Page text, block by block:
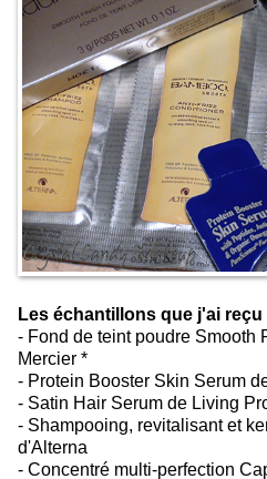
Les échantillons que j'ai reçu
- Fond de teint poudre Smooth
Mercier *
- Protein Booster Skin Serum
- Satin Hair Serum de Living
- Shampooing, revitalisant et
d'Alterna
- Concentré multi-perfection